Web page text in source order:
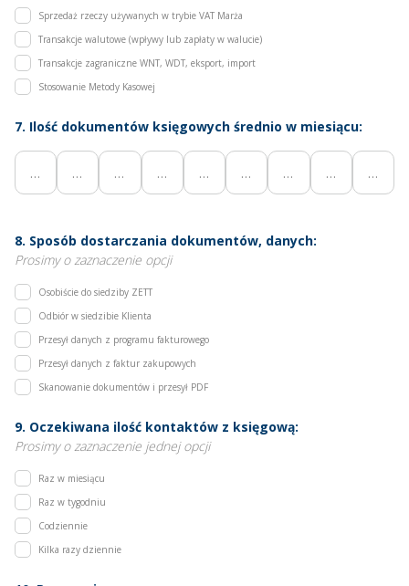
Sprzedaż rzeczy używanych w trybie VAT Marża
Transakcje walutowe (wpływy lub zapłaty w walucie)
Transakcje zagraniczne WNT, WDT, eksport, import
Stosowanie Metody Kasowej
7. Ilość dokumentów księgowych średnio w miesiącu:
8. Sposób dostarczania dokumentów, danych:
Prosimy o zaznaczenie opcji
Osobiście do siedziby ZETT
Odbiór w siedzibie Klienta
Przesył danych z programu fakturowego
Przesył danych z faktur zakupowych
Skanowanie dokumentów i przesył PDF
9. Oczekiwana ilość kontaktów z księgową:
Prosimy o zaznaczenie jednej opcji
Raz w miesiącu
Raz w tygodniu
Codziennie
Kilka razy dziennie